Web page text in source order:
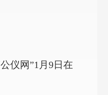
仪网”1月9日在